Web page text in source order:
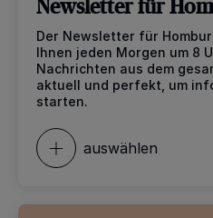
Newsletter für
Der Newsletter für
Ihnen jeden Morgen um 8
Nachrichten aus dem
aktuell und perfekt, um
starten.
auswählen